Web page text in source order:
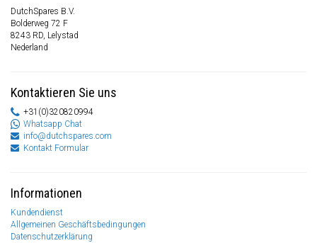
DutchSpares B.V.
Bolderweg 72 F
8243 RD, Lelystad
Nederland
Kontaktieren Sie uns
+31(0)320820994
Whatsapp Chat
info@dutchspares.com
Kontakt Formular
Informationen
Kundendienst
Allgemeinen Geschäftsbedingungen
Datenschutzerklärung